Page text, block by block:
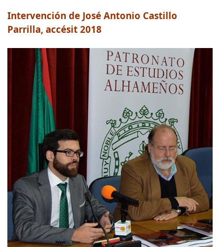
Intervención de José Antonio Castillo
Parrilla, accésit 2018